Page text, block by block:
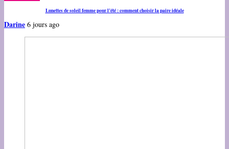
Lunettes de soleil femme pour l’été : comment choisir la paire idéale
Darine 6 jours ago